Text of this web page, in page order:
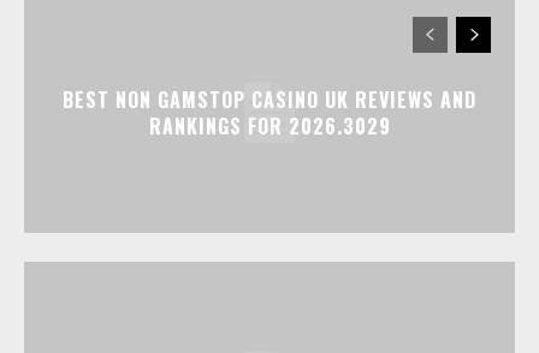
BEST NON GAMSTOP CASINO UK REVIEWS AND
RANKINGS FOR 2026.3029